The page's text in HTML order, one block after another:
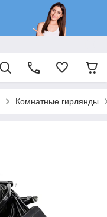
Комнатные гирлянды